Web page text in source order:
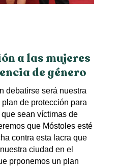
a las mujeres
de género
debatirse será nuestra
de protección para
sean víctimas de
que Móstoles esté
contra esta lacra que
ciudad en el
prponemos un plan